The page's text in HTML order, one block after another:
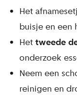
Het
buisje en een
Het tweede
onderzoek
Neem een
reinigen en